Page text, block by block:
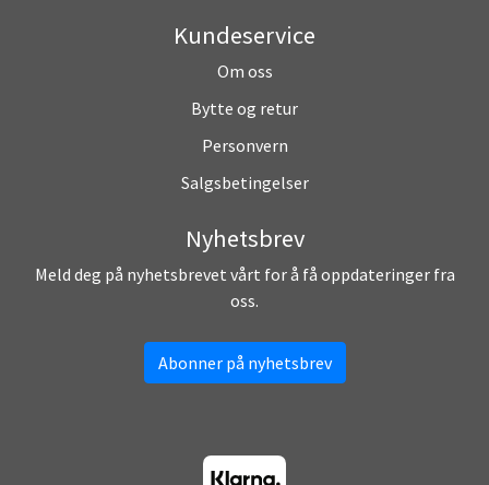
Kundeservice
Om oss
Bytte og retur
Personvern
Salgsbetingelser
Nyhetsbrev
Meld deg på nyhetsbrevet vårt for å få oppdateringer fra
oss.
Abonner på nyhetsbrev